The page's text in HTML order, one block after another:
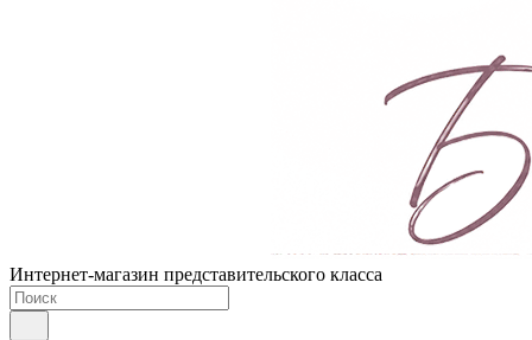
Интернет-магазин представительского класса